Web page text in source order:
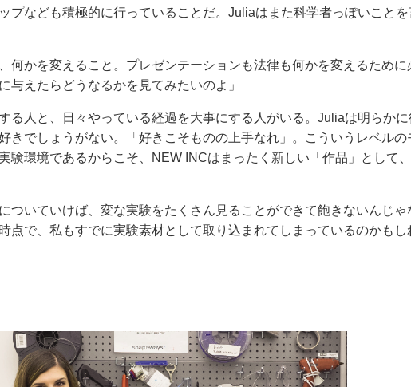
プなども積極的に行っていることだ。Juliaはまた科学者っぽいことを
何かを変えること。プレゼンテーションも法律も何かを変えるために
与えたらどうなるかを見てみたいのよ」
る人と、日々やっている経過を大事にする人がいる。Juliaは明らかに
きでしょうがない。「好きこそものの上手なれ」。こういうレベルの
験環境であるからこそ、NEW INCはまったく新しい「作品」として
ついていけば、変な実験をたくさん見ることができて飽きないんじゃ
で、私もすでに実験素材として取り込まれてしまっているのかもし